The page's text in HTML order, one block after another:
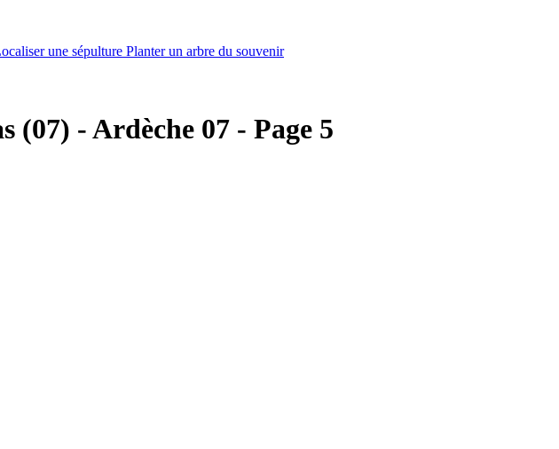
une sépulture Planter un arbre du souvenir
(07) - Ardèche 07 - Page 5